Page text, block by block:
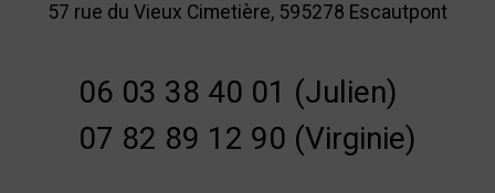
57 rue du Vieux Cimetière, 595278 Escautpont
06 03 38 40 01 (Julien)
07 82 89 12 90 (Virginie)